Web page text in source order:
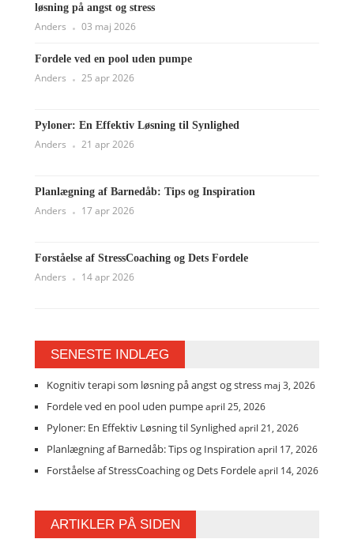
løsning på angst og stress
Anders 03 maj 2026
Fordele ved en pool uden pumpe
Anders 25 apr 2026
Pyloner: En Effektiv Løsning til Synlighed
Anders 21 apr 2026
Planlægning af Barnedåb: Tips og Inspiration
Anders 17 apr 2026
Forståelse af StressCoaching og Dets Fordele
Anders 14 apr 2026
SENESTE INDLÆG
Kognitiv terapi som løsning på angst og stress maj 3, 2026
Fordele ved en pool uden pumpeapril 25, 2026
Pyloner: En Effektiv Løsning til Synlighed april 21, 2026
Planlægning af Barnedåb: Tips og Inspiration april 17, 2026
Forståelse af StressCoaching og Dets Fordeleapril 14, 2026
ARTIKLER PÅ SIDEN